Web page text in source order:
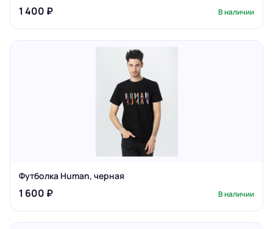
1 400 ₽ В наличии
Футболка Human, черная
1 600 ₽ В наличии